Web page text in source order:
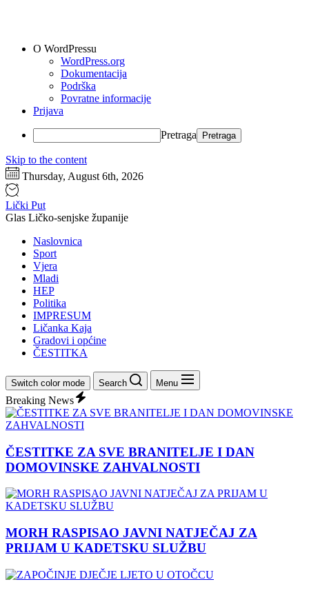
O WordPressu
WordPress.org
Dokumentacija
Podrška
Povratne informacije
Prijava
Pretraga
Skip to the content
Thursday, August 6th, 2026
Lički Put
Glas Ličko-senjske županije
Naslovnica
Sport
Vjera
Mladi
HEP
Politika
IMPRESUM
Ličanka Kaja
Gradovi i općine
ČESTITKA
Switch color mode Search Menu
Breaking News
ČESTITKE ZA SVE BRANITELJE I DAN
DOMOVINSKE ZAHVALNOSTI
MORH RASPISAO JAVNI NATJEČAJ ZA
PRIJAM U KADETSKU SLUŽBU